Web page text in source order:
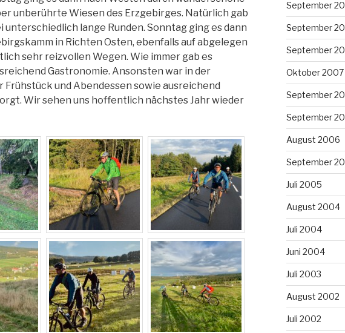
unberührte Wiesen des Erzgebirges. Natürlich gab
unterschiedlich lange Runden. Sonntag ging es dann
in Richten Osten, ebenfalls auf abgelegen
sehr reizvollen Wegen. Wie immer gab es
Gastronomie. Ansonsten war in der
und Abendessen sowie ausreichend
Wir sehen uns hoffentlich nächstes Jahr wieder
September
September
September
Oktober 2007
September
September
August 2006
September
Juli 2005
August 2004
Juli 2004
Juni 2004
Juli 2003
August 2002
Juli 2002